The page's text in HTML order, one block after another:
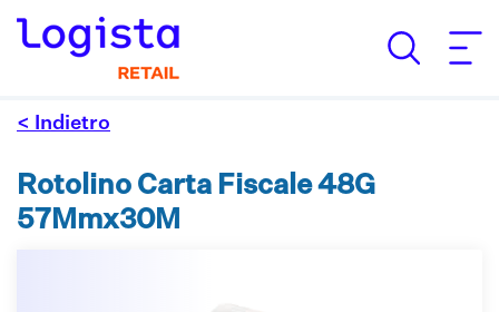
< Indietro
Rotolino Carta Fiscale 48G
57Mmx30M